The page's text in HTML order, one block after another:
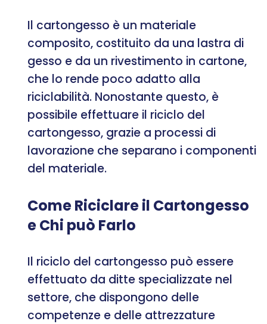
Il cartongesso è un materiale
composito, costituito da una lastra di
gesso e da un rivestimento in cartone,
che lo rende poco adatto alla
riciclabilità. Nonostante questo, è
possibile effettuare il riciclo del
cartongesso, grazie a processi di
lavorazione che separano i componenti
del materiale.
Come Riciclare il Cartongesso
e Chi può Farlo
Il riciclo del cartongesso può essere
effettuato da ditte specializzate nel
settore, che dispongono delle
competenze e delle attrezzature